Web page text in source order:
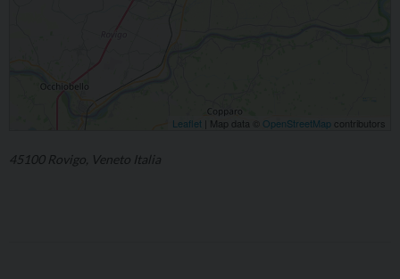
Leaflet | Map data © OpenStreetMap contributors
45100 Rovigo, Veneto Italia